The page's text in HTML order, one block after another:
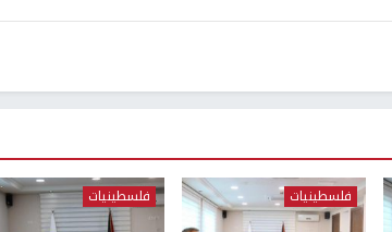
فلسطينيات فلسطينيات